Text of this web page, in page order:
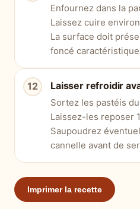
Enfournez dans la
Laissez cuire
La surface doit
foncé
Laisser refroidir
Sortez les pastéis
Laissez-les reposer
Saupoudrez
cannelle avant de
Imprimer la recette